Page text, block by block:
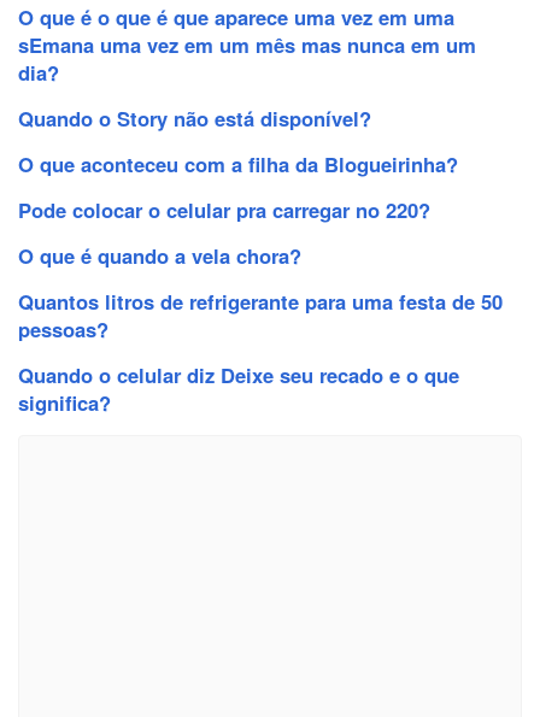
O que é o que é que aparece uma vez em uma
sEmana uma vez em um mês mas nunca em um
dia?
Quando o Story não está disponível?
O que aconteceu com a filha da Blogueirinha?
Pode colocar o celular pra carregar no 220?
O que é quando a vela chora?
Quantos litros de refrigerante para uma festa de 50
pessoas?
Quando o celular diz Deixe seu recado e o que
significa?